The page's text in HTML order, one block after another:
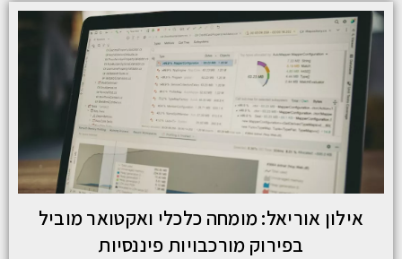
אילון אוריאל: מומחה כלכלי ואקטואר מוביל
בפירוק מורכבויות פיננסיות